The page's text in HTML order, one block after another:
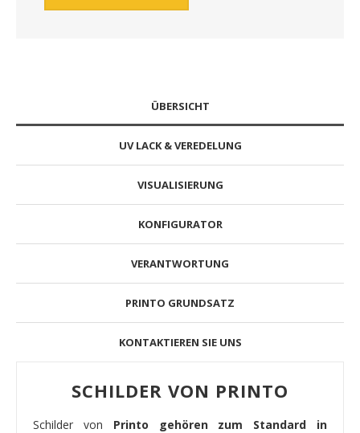
ÜBERSICHT
UV LACK & VEREDELUNG
VISUALISIERUNG
KONFIGURATOR
VERANTWORTUNG
PRINTO GRUNDSATZ
KONTAKTIEREN SIE UNS
SCHILDER VON PRINTO
Schilder von Printo gehören zum Standard in